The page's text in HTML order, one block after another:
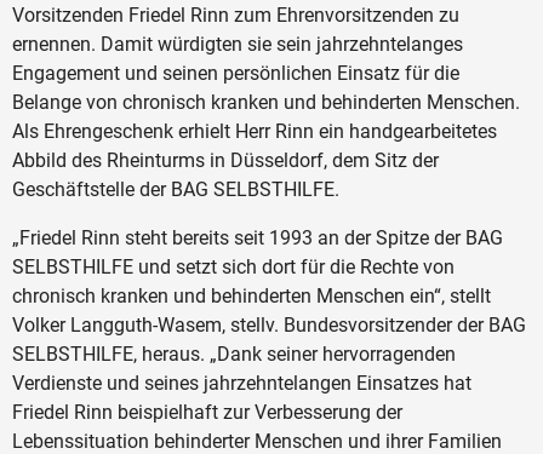
Vorsitzenden Friedel Rinn zum Ehrenvorsitzenden zu
ernennen. Damit würdigten sie sein jahrzehntelanges
Engagement und seinen persönlichen Einsatz für die
Belange von chronisch kranken und behinderten Menschen.
Als Ehrengeschenk erhielt Herr Rinn ein handgearbeitetes
Abbild des Rheinturms in Düsseldorf, dem Sitz der
Geschäftstelle der BAG SELBSTHILFE.
„Friedel Rinn steht bereits seit 1993 an der Spitze der BAG
SELBSTHILFE und setzt sich dort für die Rechte von
chronisch kranken und behinderten Menschen ein“, stellt
Volker Langguth-Wasem, stellv. Bundesvorsitzender der BAG
SELBSTHILFE, heraus. „Dank seiner hervorragenden
Verdienste und seines jahrzehntelangen Einsatzes hat
Friedel Rinn beispielhaft zur Verbesserung der
Lebenssituation behinderter Menschen und ihrer Familien